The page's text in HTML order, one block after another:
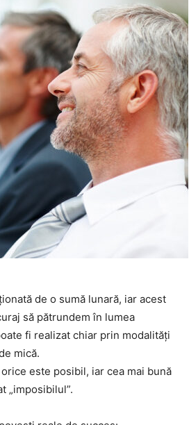
de o sumă lunară, iar acest
să pătrundem în lumea
fi realizat chiar prin modalități
mică.
este posibil, iar cea mai bună
„imposibilul”.